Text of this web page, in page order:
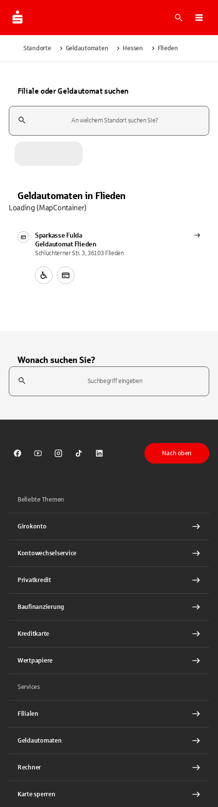
Suche
Standorte Geldautomaten Hessen Flieden
Filiale oder Geldautomat suchen
Suchfeld
Geldautomaten in Flieden
Sparkasse Fulda
Geldautomat Flieden
Schlüchterner Str. 3, 36103 Flieden
Loading (MapContainer)
Wonach suchen Sie?
Suchfeld
Sparkasse auf Facebook
Sparkasse auf Youtube
Sparkasse auf Instagram
Sparkasse auf TikTok
Sparkasse auf LinkedIn
Nach oben
Beliebte Themen
Girokonto
Kontowechselservice
Privatkredit
Baufinanzierung
Kreditkarte
Wertpapiere
Services
Filialen
Geldautomaten
Rechner
Karte sperren